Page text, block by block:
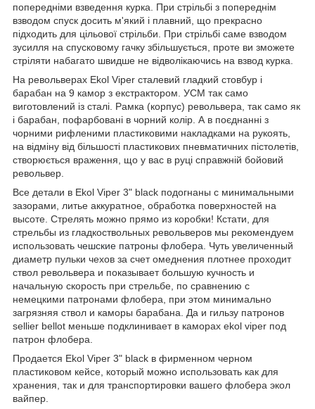
попередніми взведення курка. При стрільбі з попереднім
взводом спуск досить м'який і плавний, що прекрасно
підходить для цільової стрільби. При стрільбі саме взводом
зусилля на спусковому гачку збільшується, проте ви зможете
стріляти набагато швидше не відволікаючись на взвод курка.
На револьверах Ekol Viper сталевий гладкий стовбур і
барабан на 9 камор з екстрактором. УСМ так само
виготовлений із сталі. Рамка (корпус) револьвера, так само як
і барабан, пофарбовані в чорний колір. А в поєднанні з
чорними рифленими пластиковими накладками на рукоять,
на відміну від більшості пластикових пневматичних пістолетів,
створюється враження, що у вас в руці справжній бойовий
револьвер.
Все детали в Ekol Viper 3" black подогнаны с минимальными
зазорами, литье аккуратное, обработка поверхностей на
высоте. Стрелять можно прямо из коробки! Кстати, для
стрельбы из гладкоствольных револьверов мы рекомендуем
использовать чешские патроны флобера . Чуть увеличенный
диаметр пульки чехов за счет омеднения плотнее проходит
ствол револьвера и показывает большую кучность и
начальную скорость при стрельбе, по сравнению с
немецкими патронами флобера, при этом минимально
загрязняя ствол и каморы барабана. Да и гильзу патронов
sellier bellot меньше подклинивает в каморах ekol viper под
патрон флобера.
Продается Ekol Viper 3" black в фирменном черном
пластиковом кейсе, который можно использовать как для
хранения, так и для транспортировки вашего флобера экол
вайпер.